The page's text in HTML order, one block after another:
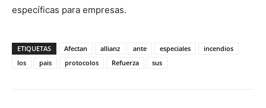
específicas para empresas.
ETIQUETAS Afectan allianz ante especiales
incendios
los
pais protocolos Refuerza sus